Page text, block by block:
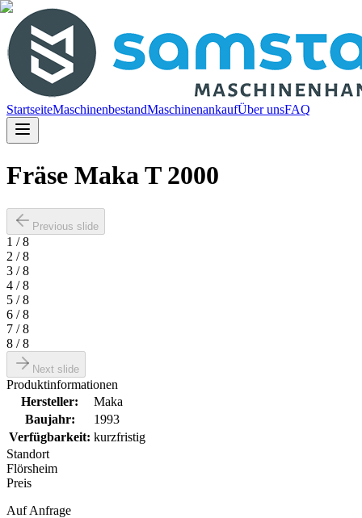
StartseiteMaschinenbestandMaschinenankaufÜber unsFAQ
Fräse Maka T 2000
Previous slide
1 /8
2 /8
3 /8
4 /8
5 /8
6 /8
7 /8
8 /8
Next slide
Produktinformationen
Hersteller:
Maka
Baujahr:
1993
Verfügbarkeit: kurzfristig
Standort
Flörsheim
Preis
Auf Anfrage